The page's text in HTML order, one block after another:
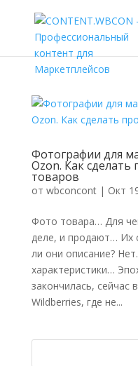
Фотографии для
Ozon. Как
товаров
от wbconcont| Окт
Фото товара… Для
деле, и продают… Их
ли они описание?
характеристики…
закончилась, сейчас
Wildberries, где не...